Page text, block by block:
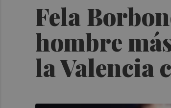
Fela
hombre
la Valencia